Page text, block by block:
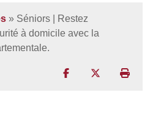
» Séniors | Restez
à domicile avec la
Partager surPartager sur